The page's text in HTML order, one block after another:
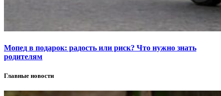
Мопед в подарок: радость или риск? Что нужно знать
родителям
Главные новости